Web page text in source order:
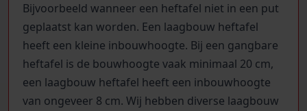
Bijvoorbeeld wanneer een heftafel niet in een put
geplaatst kan worden. Een laagbouw heftafel
heeft een kleine inbouwhoogte. Bij een gangbare
heftafel is de bouwhoogte vaak minimaal 20 cm,
een laagbouw heftafel heeft een inbouwhoogte
van ongeveer 8 cm. Wij hebben diverse laagbouw